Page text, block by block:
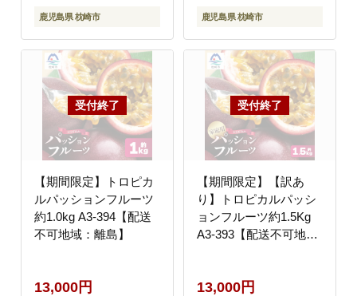
鹿児島県 枕崎市 鹿児島県 枕崎市
【期間限定】トロピカ
ルパッションフルーツ
約1.0kg A3-394【配送
不可地域：離島】
13,000円
【期間限定】【訳あ
り】トロピカルパッシ
ョンフルーツ約1.5Kg
A3-393【配送不可地
13,000円